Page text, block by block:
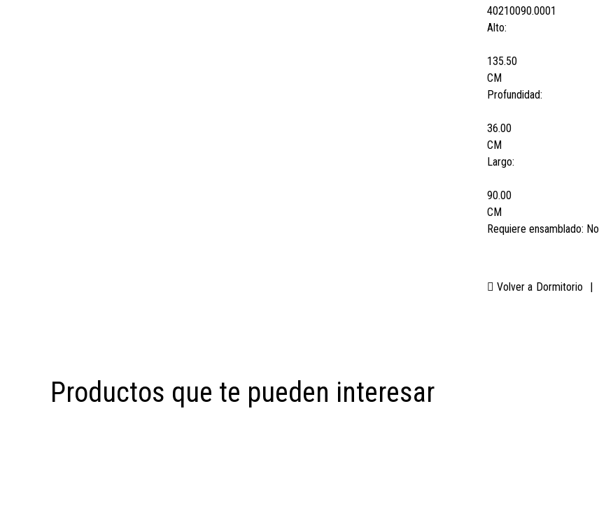
40210090.0001
Alto:
135.50
CM
Profundidad:
36.00
CM
Largo:
90.00
CM
Requiere ensamblado: No
Volver a Dormitorio |
Productos que te pueden interesar